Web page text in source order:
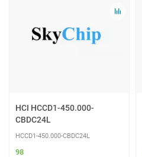
HCI HCCD1-450.000-
CBDC24L
HCCD1-450.000-CBDC24L
98